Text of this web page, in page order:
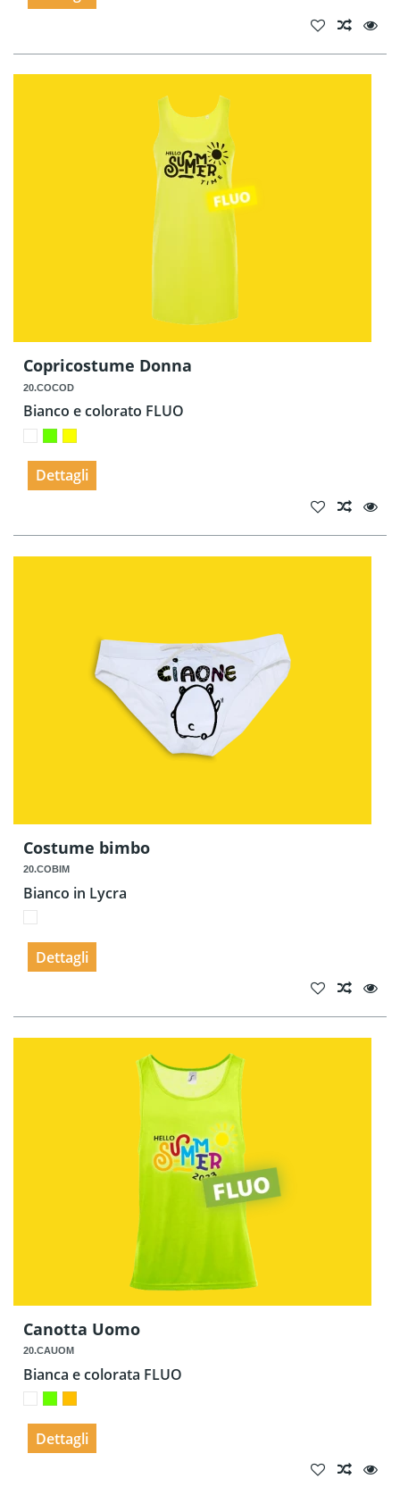
Copricostume Donna
20.COCOD
Bianco e colorato FLUO
Dettagli
Costume bimbo
20.COBIM
Bianco in Lycra
Dettagli
Canotta Uomo
20.CAUOM
Bianca e colorata FLUO
Dettagli